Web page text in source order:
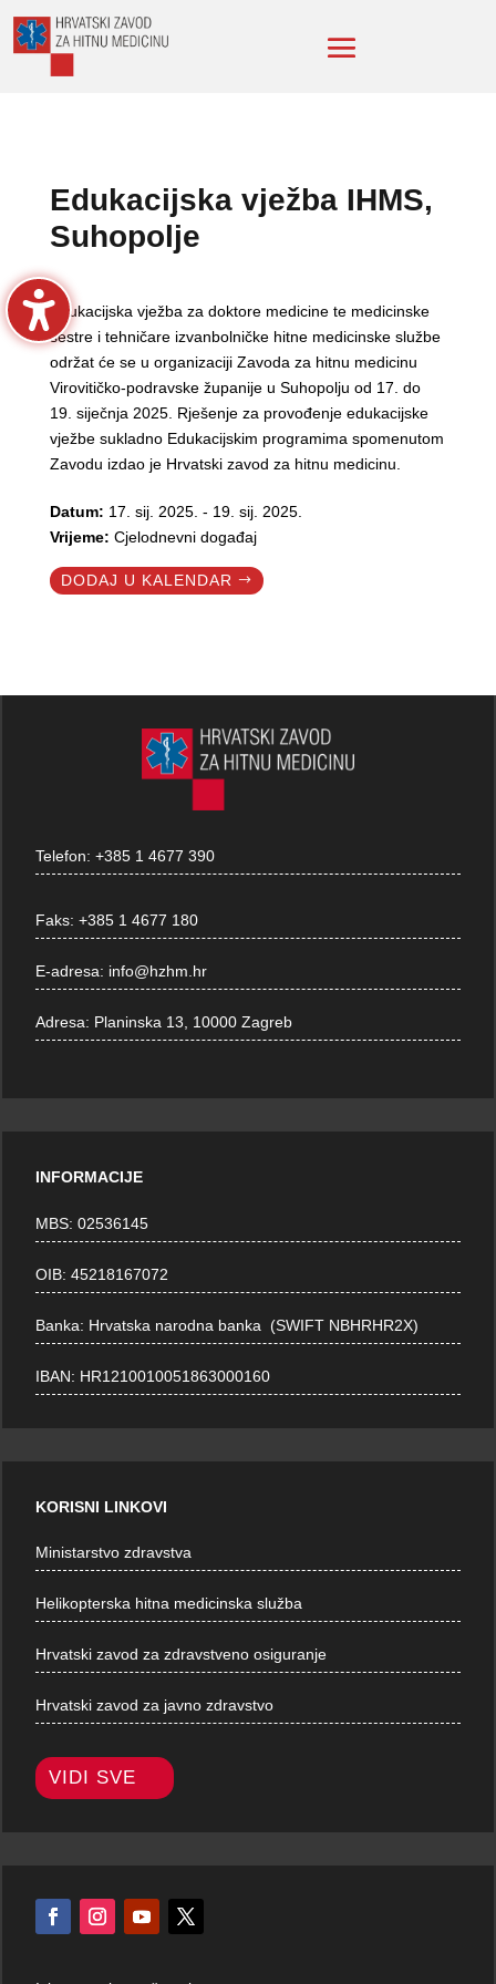
Edukacijska vježba IHMS,
Suhopolje
Edukacijska vježba za doktore medicine te medicinske
sestre i tehničare izvanbolničke hitne medicinske službe
održat će se u organizaciji Zavoda za hitnu medicinu
Virovitičko-podravske županije u Suhopolju od 17. do
19. siječnja 2025. Rješenje za provođenje edukacijske
vježbe sukladno Edukacijskim programima spomenutom
Zavodu izdao je Hrvatski zavod za hitnu medicinu.
Datum: 17. sij. 2025. - 19. sij. 2025.
Vrijeme: Cjelodnevni događaj
DODAJ U KALENDAR
Telefon:+385 1 4677 390
Faks:+385 1 4677 180
E-adresa: info@hzhm.hr
Adresa: Planinska 13, 10000 Zagreb
INFORMACIJE
MBS: 02536145
OIB: 45218167072
Banka: Hrvatska narodna banka (SWIFT NBHRHR2X)
IBAN: HR1210010051863000160
KORISNI LINKOVI
Ministarstvo zdravstva
Helikopterska hitna medicinska služba
Hrvatski zavod za zdravstveno osiguranje
Hrvatski zavod za javno zdravstvo
VIDI SVE